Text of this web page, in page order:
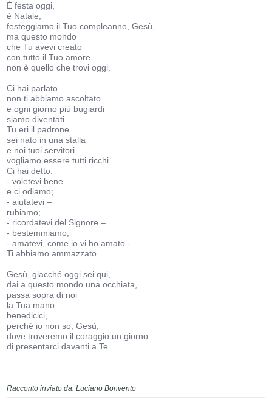
È festa oggi,
è Natale,
festeggiamo il Tuo compleanno, Gesù,
ma questo mondo
che Tu avevi creato
con tutto il Tuo amore
non è quello che trovi oggi.
Ci hai parlato
non ti abbiamo ascoltato
e ogni giorno più bugiardi
siamo diventati.
Tu eri il padrone
sei nato in una stalla
e noi tuoi servitori
vogliamo essere tutti ricchi.
Ci hai detto:
- voletevi bene –
e ci odiamo;
- aiutatevi –
rubiamo;
- ricordatevi del Signore –
- bestemmiamo;
- amatevi, come io vi ho amato -
Ti abbiamo ammazzato.
Gesù, giacché oggi sei qui,
dai a questo mondo una occhiata,
passa sopra di noi
la Tua mano
benedicici,
perché io non so, Gesù,
dove troveremo il coraggio un giorno
di presentarci davanti a Te.
Racconto inviato da: Luciano Bonvento